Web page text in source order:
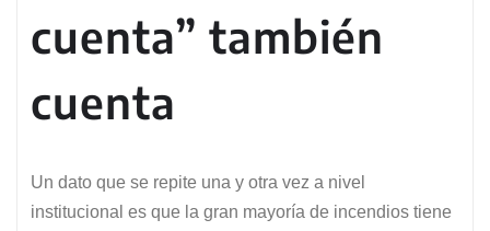
cuenta” también
cuenta
Un dato que se repite una y otra vez a nivel
institucional es que la gran mayoría de incendios tiene